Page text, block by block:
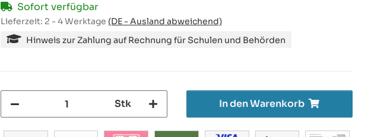
Sofort verfügbar
Lieferzeit: 2 - 4 Werktage (DE - Ausland abweichend)
Hinweis zur Zahlung auf Rechnung für Schulen und Behörden
Stk In den Warenkorb